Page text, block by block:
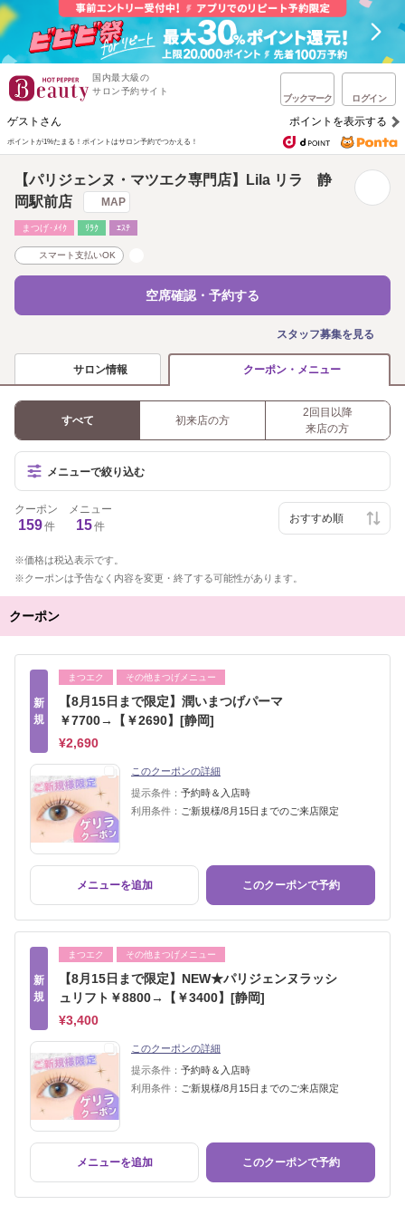
国内最大級の
サロン予約サイト
ブックマーク ログイン
ゲストさん ポイントを表示する
ポイントが1%たまる！ ポイントはサロン予約でつかえる！
【パリジェンヌ・マツエク専門店】Lila リラ 静
岡駅前店
MAP
まつげ･ﾒｲｸ ﾘﾗｸ ｴｽﾃ
スマート支払いOK
空席確認・予約する
スタッフ募集を見る
サロン情報 クーポン・メニュー
すべて 初来店の方
2回目以降
来店の方
メニューで絞り込む
クーポン
159件
メニュー
15件
価格は税込表示です。
クーポンは予告なく内容を変更・終了する可能性があります。
クーポン
新
規
まつエク その他まつげメニュー
【8月15日まで限定】潤いまつげパーマ
￥7700→【￥2690】[静岡]
¥2,690
このクーポンの詳細
提示条件： 予約時＆入店時
利用条件： ご新規様/8月15日までのご来店限定
メニューを追加 このクーポンで予約
新
規
まつエク その他まつげメニュー
【8月15日まで限定】NEW★パリジェンヌラッシ
ュリフト￥8800→【￥3400】[静岡]
¥3,400
このクーポンの詳細
提示条件： 予約時＆入店時
利用条件： ご新規様/8月15日までのご来店限定
メニューを追加 このクーポンで予約